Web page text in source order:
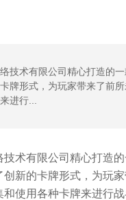
技术有限公司精心打造的
牌形式，为玩家带来了前
进行...
技术有限公司精心打造
新的卡牌形式，为玩
使用各种卡牌来进行